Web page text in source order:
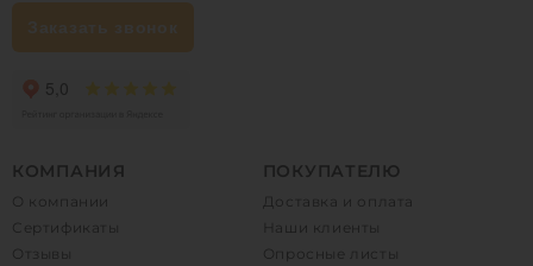
КОМПАНИЯ
О компании
Сертификаты
ПОКУПАТЕЛЮ
Доставка и оплата
Наши клиенты
Опросные листы